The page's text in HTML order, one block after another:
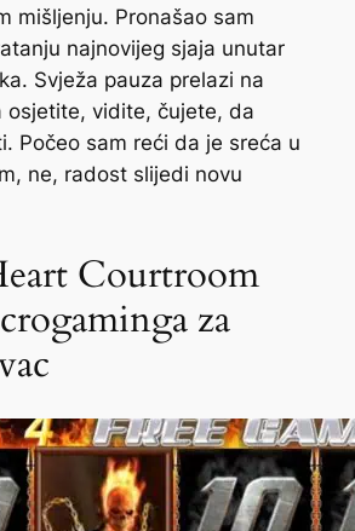
mišljenju. Pronašao sam
najnovijeg sjaja unutar
Svježa pauza prelazi na
osjetite, vidite, čujete, da
Počeo sam reći da je sreća u
ne, radost slijedi novu
Courtroom
za